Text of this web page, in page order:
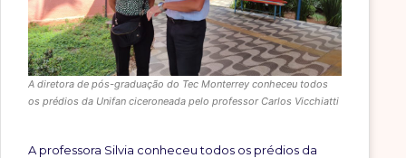
A diretora de pós-graduação do Tec Monterrey conheceu todos
os prédios da Unifan ciceroneada pelo professor Carlos Vicchiatti
A professora Silvia conheceu todos os prédios da